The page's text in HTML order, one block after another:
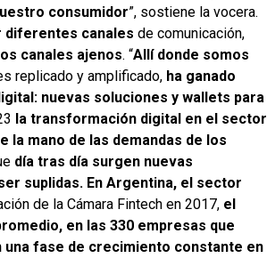
consumidor”, sostiene la vocera.
diferentes canales de comunicación,
canales ajenos. “Allí donde somos
replicado y amplificado, ha ganado
nuevas soluciones y wallets para
la transformación digital en el sector
la mano de las demandas de los
día tras día surgen nuevas
suplidas. En Argentina, el sector
de la Cámara Fintech en 2017, el
en las 330 empresas que
una fase de crecimiento constante en